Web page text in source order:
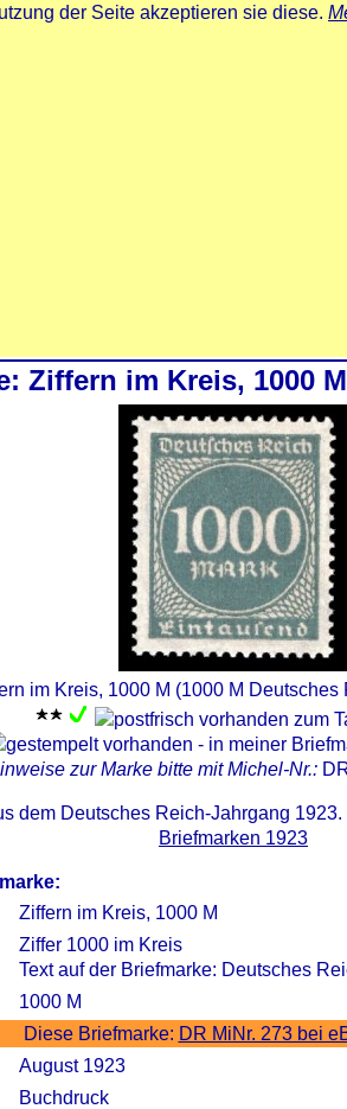
der Seite akzeptieren sie diese.
Ziffern im Kreis, 1000
im Kreis, 1000 M (1000 M Deutsches
zur Marke bitte mit Michel-Nr.:
dem Deutsches Reich-Jahrgang
Briefmarken 1923
Ziffern im Kreis, 1000 M
Ziffer 1000 im Kreis
Text auf der Briefmarke: Deutsches
1000 M
Diese Briefmarke: DR MiNr. 273 bei
August 1923
Buchdruck